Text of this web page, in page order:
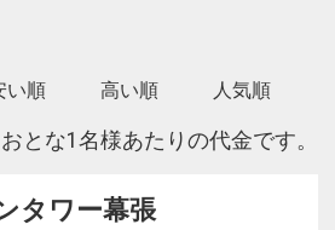
い順 高い順 人気順
おとな1名様あたりの代金です。
タワー幕張